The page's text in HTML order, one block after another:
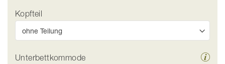
Kopfteil
Unterbettkommode